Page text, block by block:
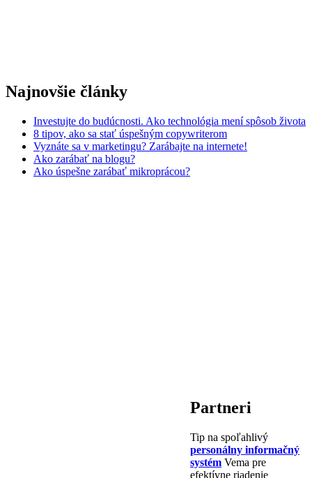
Najnovšie články
Investujte do budúcnosti. Ako technológia mení spôsob života
8 tipov, ako sa stať úspešným copywriterom
Vyznáte sa v marketingu? Zarábajte na internete!
Ako zarábať na blogu?
Ako úspešne zarábať mikroprácou?
Partneri
Tip na spoľahlivý
personálny informačný
systém Vema pre
efektívne riadenie